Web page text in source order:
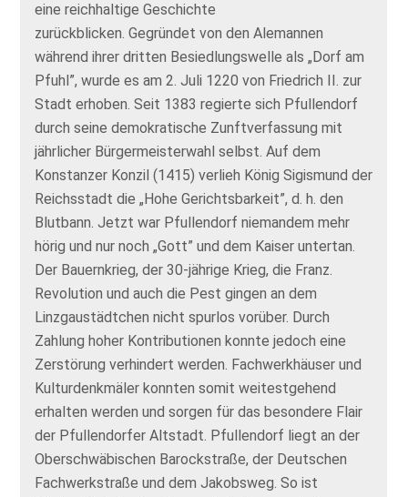
eine reichhaltige Geschichte
zurückblicken. Gegründet von den Alemannen
während ihrer dritten Besiedlungswelle als „Dorf am
Pfuhl”, wurde es am 2. Juli 1220 von Friedrich II. zur
Stadt erhoben. Seit 1383 regierte sich Pfullendorf
durch seine demokratische Zunftverfassung mit
jährlicher Bürgermeisterwahl selbst. Auf dem
Konstanzer Konzil (1415) verlieh König Sigismund der
Reichsstadt die „Hohe Gerichtsbarkeit”, d. h. den
Blutbann. Jetzt war Pfullendorf niemandem mehr
hörig und nur noch „Gott” und dem Kaiser untertan.
Der Bauernkrieg, der 30-jährige Krieg, die Franz.
Revolution und auch die Pest gingen an dem
Linzgaustädtchen nicht spurlos vorüber. Durch
Zahlung hoher Kontributionen konnte jedoch eine
Zerstörung verhindert werden. Fachwerkhäuser und
Kulturdenkmäler konnten somit weitestgehend
erhalten werden und sorgen für das besondere Flair
der Pfullendorfer Altstadt. Pfullendorf liegt an der
Oberschwäbischen Barockstraße, der Deutschen
Fachwerkstraße und dem Jakobsweg. So ist